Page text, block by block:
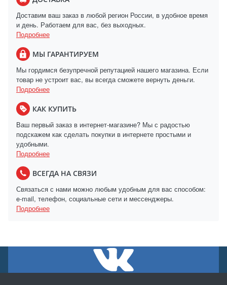
Доставим ваш заказ в любой регион России, в удобное время
и день. Работаем для вас, без выходных.
Подробнее
МЫ ГАРАНТИРУЕМ
Мы гордимся безупречной репутацией нашего магазина. Если
товар не устроит вас, вы всегда сможете вернуть деньги.
Подробнее
КАК КУПИТЬ
Ваш первый заказ в интернет-магазине? Мы с радостью
подскажем как сделать покупки в интернете простыми и
удобными.
Подробнее
ВСЕГДА НА СВЯЗИ
Связаться с нами можно любым удобным для вас способом:
e-mail, телефон, социальные сети и мессенджеры.
Подробнее